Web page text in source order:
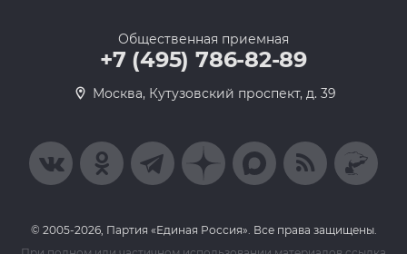
Общественная приемная
+7 (495) 786-82-89
Москва, Кутузовский проспект, д. 39
© 2005-2026, Партия «Единая Россия». Все права защищены.